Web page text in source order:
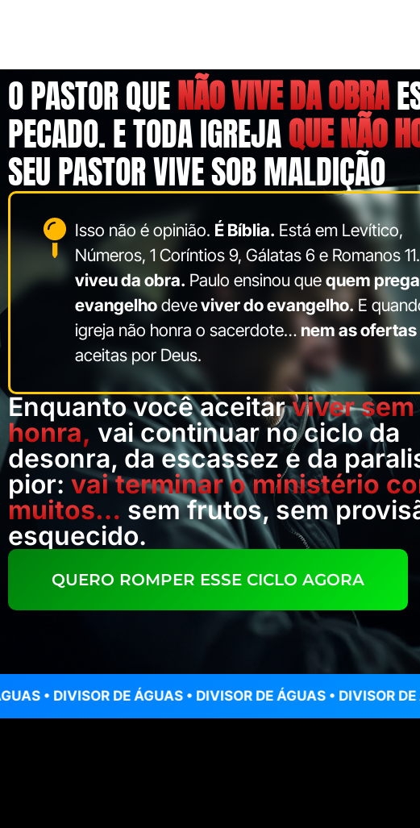
O PASTOR QUENÃO VIVE DA OBRA
PECADO. E TODA IGREJAQUE NÃO
SEU PASTOR VIVE SOB MALDIÇÃO
Isso não é opinião. É Bíblia. Está em Levítico,
Números, 1 Coríntios 9, Gálatas 6 e Romanos 11.
viveu da obra. Paulo ensinou que quem
evangelhodeveviver do evangelho.E
igreja não honra o sacerdote… nem as ofertas
aceitas por Deus.
Enquanto você aceitarviver sem
honra, vai continuar no ciclo da
desonra, da escassez e da
pior: vai terminar o ministério
muitos… sem frutos, sem
esquecido.
QUERO ROMPER ESSE CICLO AGORA
DE ÁGUAS • DIVISOR DE ÁGUAS • DIVISOR DE